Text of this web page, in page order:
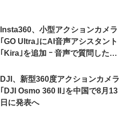
Insta360、小型アクションカメラ
｢GO Ultra｣にAI音声アシスタント
｢Kira｣を追加 ｰ 音声で質問した
可能に
DJI、新型360度アクションカメラ
｢DJI Osmo 360 II｣を中国で8月13
日に発表へ